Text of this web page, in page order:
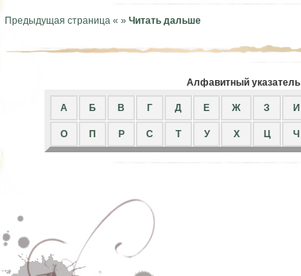
Предыдущая страница « » Читать дальше
Алфавитный указатель
A Б В Г Д Е Ж З И
О П Р С Т У Х Ц Ч